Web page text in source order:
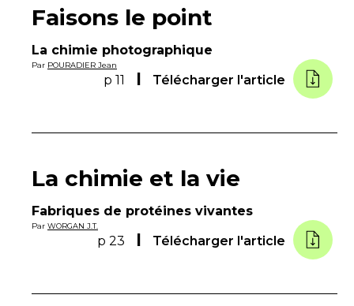
Faisons le point
La chimie photographique
Par POURADIER Jean
p 11 Télécharger l'article
La chimie et la vie
Fabriques de protéines vivantes
Par WORGAN J.T.
p 23 Télécharger l'article